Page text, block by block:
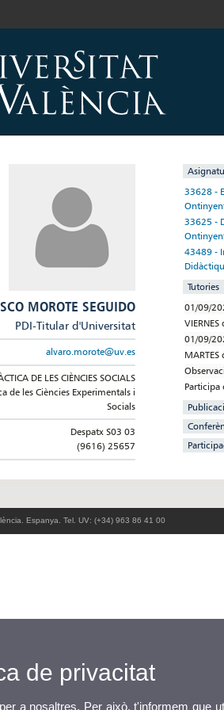
MOROTE SEGUIDO
PDI-Titular d'Universitat
alvaro.morote@uv.es
DE LES CIÈNCIES SOCIALS
de les Ciències Experimentals i
Socials
Despatx S03 03
(9616) 25657
33628 -
33625 -
43489 -
Tutories
01/09/
01/09/
MARTES
Participa
Espanya. Tel. UV: (+34) 963 86 41 00
de privacitat
a nosaltres. Per això, t'informem que